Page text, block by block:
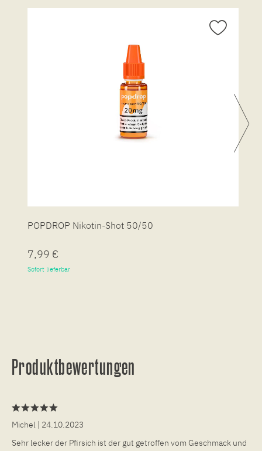
POPDROP Nikotin-Shot 50/50
7,99 €
Sofort lieferbar
Produktbewertungen
Michel | 24.10.2023
Sehr lecker der Pfirsich ist der gut getroffen vom Geschmack und